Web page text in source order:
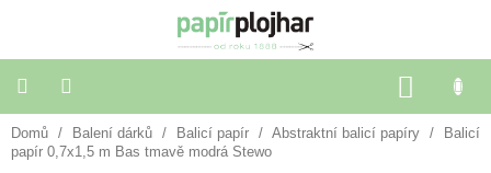
KOŠÍK
Balení
dárků
Domů / Balení dárků / Balicí papír / Abstraktní balicí papíry /
Balicí
papír 0,7x1,5 m Bas tmavě modrá Stewo